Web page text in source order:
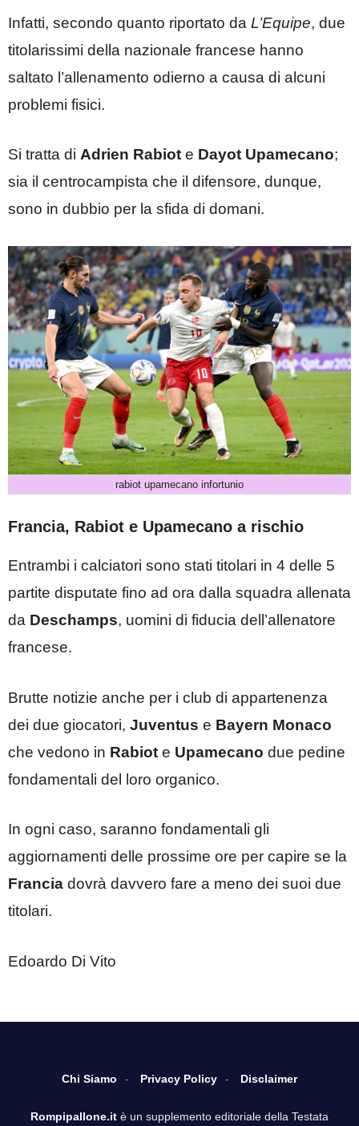
Infatti, secondo quanto riportato da L’Equipe, due
titolarissimi della nazionale francese hanno
saltato l’allenamento odierno a causa di alcuni
problemi fisici.
Si tratta di Adrien Rabiot e Dayot Upamecano;
sia il centrocampista che il difensore, dunque,
sono in dubbio per la sfida di domani.
rabiot upamecano infortunio
Francia, Rabiot e Upamecano a rischio
Entrambi i calciatori sono stati titolari in 4 delle 5
partite disputate fino ad ora dalla squadra allenata
da Deschamps, uomini di fiducia dell’allenatore
francese.
Brutte notizie anche per i club di appartenenza
dei due giocatori, Juventus e Bayern Monaco
che vedono in Rabiot e Upamecano due pedine
fondamentali del loro organico.
In ogni caso, saranno fondamentali gli
aggiornamenti delle prossime ore per capire se la
Francia dovrà davvero fare a meno dei suoi due
titolari.
Edoardo Di Vito
Chi Siamo Privacy Policy Disclaimer
Rompipallone.it è un supplemento editoriale della Testata